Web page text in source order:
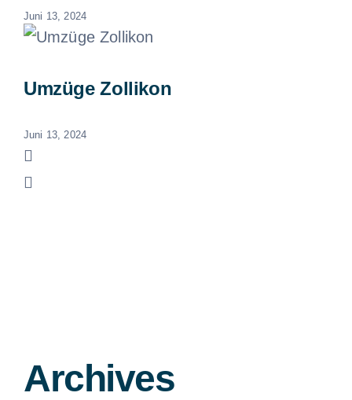
Juni 13, 2024
Umzüge Zollikon
Juni 13, 2024
Archives